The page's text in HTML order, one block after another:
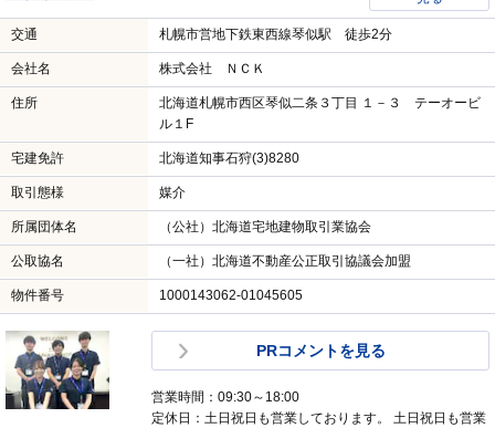
交通 札幌市営地下鉄東西線琴似駅 徒歩2分
会社名 株式会社 ＮＣＫ
住所
北海道札幌市西区琴似二条３丁目 １－３ テーオービ
ル１F
宅建免許 北海道知事石狩(3)8280
取引態様 媒介
所属団体名 （公社）北海道宅地建物取引業協会
公取協名 （一社）北海道不動産公正取引協議会加盟
物件番号 1000143062-01045605
PRコメントを見る
営業時間：09:30～18:00
定休日：土日祝日も営業しております。 土日祝日も営業